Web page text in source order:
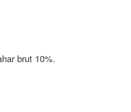
brut 10%.